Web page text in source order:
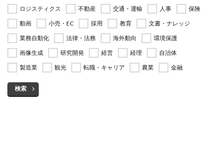
ロジスティクス 不動産 交通・運輸 人事
保険
動画
小売・EC 採用 教育
文書・ナレッジ
業務自動化
法律・法務 海外動向
環境保護
画像生成
研究開発 経営 経理
自治体
製造業
観光 転職・キャリア 農業 金融
検索